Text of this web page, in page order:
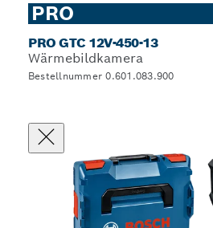
PRO
PRO GTC 12V-450-13
Wärmebildkamera
Bestellnummer 0.601.083.900